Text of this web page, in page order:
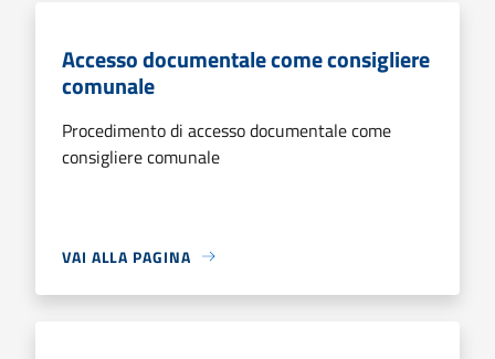
Accesso documentale come consigliere
comunale
Procedimento di accesso documentale come
consigliere comunale
VAI ALLA PAGINA